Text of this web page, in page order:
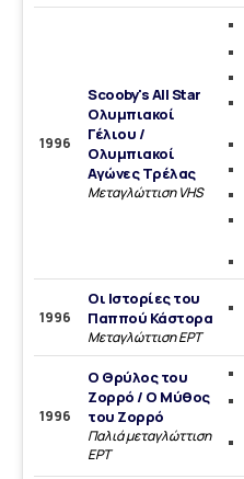
1996
Scooby's All Star
Ολυμπιακοί
Γέλιου /
Ολυμπιακοί
Αγώνες Τρέλας
Μεταγλώττιση VHS
1996
Οι Ιστορίες του
Παππού Κάστορα
Μεταγλώττιση ΕΡΤ
1996
O Θρύλος του
Ζορρό / Ο Μύθος
του Ζορρό
Παλιά μεταγλώττιση
ΕΡΤ